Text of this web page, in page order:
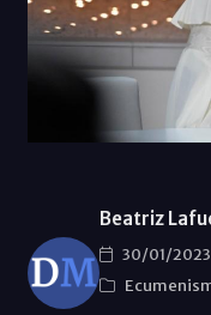
Beatriz
30/01/2023